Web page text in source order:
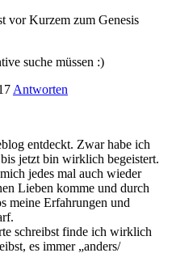
vor Kurzem zum Genesis
suche müssen :)
Antworten
entdeckt. Zwar habe ich
jetzt bin wirklich begeistert.
jedes mal auch wieder
Lieben komme und durch
meine Erfahrungen und
schreibst finde ich wirklich
es immer „anders/